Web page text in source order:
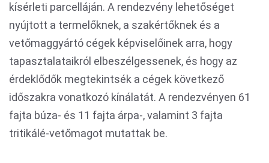
kísérleti parcelláján. A rendezvény lehetőséget
nyújtott a termelőknek, a szakértőknek és a
vetőmaggyártó cégek képviselőinek arra, hogy
tapasztalataikról elbeszélgessenek, és hogy az
érdeklődők megtekintsék a cégek következő
időszakra vonatkozó kínálatát. A rendezvényen 61
fajta búza- és 11 fajta árpa-, valamint 3 fajta
tritikálé-vetőmagot mutattak be.